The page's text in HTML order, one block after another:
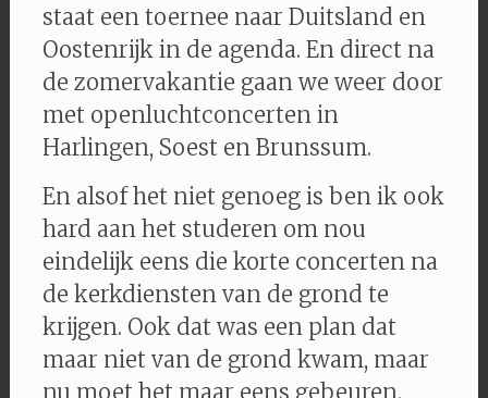
staat een toernee naar Duitsland en
Oostenrijk in de agenda. En direct na
de zomervakantie gaan we weer door
met openluchtconcerten in
Harlingen, Soest en Brunssum.
En alsof het niet genoeg is ben ik ook
hard aan het studeren om nou
eindelijk eens die korte concerten na
de kerkdiensten van de grond te
krijgen. Ook dat was een plan dat
maar niet van de grond kwam, maar
nu moet het maar eens gebeuren.